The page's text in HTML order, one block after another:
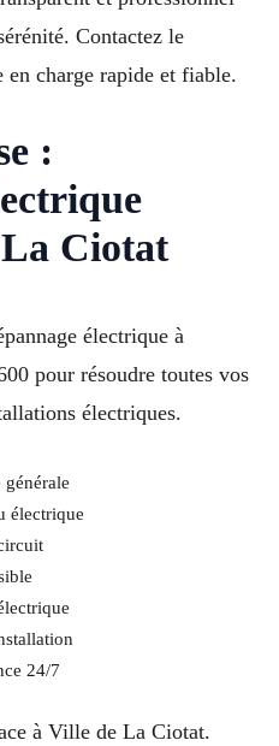
Contactez le
charge rapide et fiable.
:
Ciotat
électrique à
pour résoudre toutes vos
électriques.
générale
électrique
24/7
à Ville de La Ciotat.